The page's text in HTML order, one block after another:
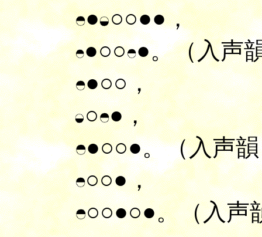
● ○○●●，
●○○ ●。（入声
●○○，
○ ●，
●○○●。（入声
○○●，
○○●○●。（入声